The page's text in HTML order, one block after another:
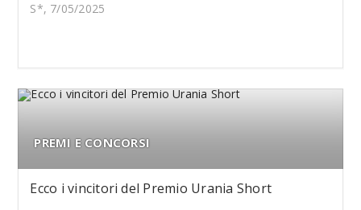
S*, 7/05/2025
PREMI E CONCORSI
Ecco i vincitori del Premio Urania Short